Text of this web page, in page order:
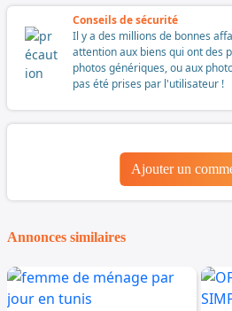
Conseils de sécurité
Il y a des millions de bonnes
attention aux biens qui ont des
photos génériques, ou aux
pas été prises par l'utilisateur !
Ajouter un
Annonces similaires